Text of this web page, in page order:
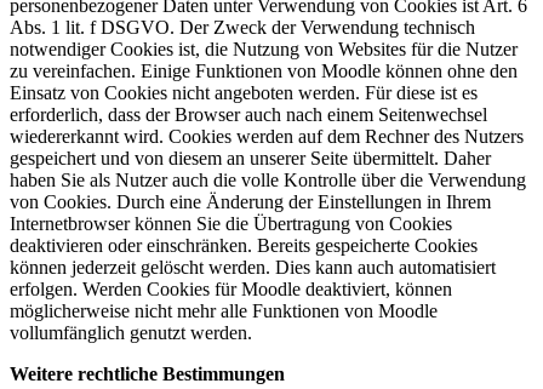
personenbezogener Daten unter Verwendung von Cookies ist Art. 6
Abs. 1 lit. f DSGVO. Der Zweck der Verwendung technisch
notwendiger Cookies ist, die Nutzung von Websites für die Nutzer
zu vereinfachen. Einige Funktionen von Moodle können ohne den
Einsatz von Cookies nicht angeboten werden. Für diese ist es
erforderlich, dass der Browser auch nach einem Seitenwechsel
wiedererkannt wird. Cookies werden auf dem Rechner des Nutzers
gespeichert und von diesem an unserer Seite übermittelt. Daher
haben Sie als Nutzer auch die volle Kontrolle über die Verwendung
von Cookies. Durch eine Änderung der Einstellungen in Ihrem
Internetbrowser können Sie die Übertragung von Cookies
deaktivieren oder einschränken. Bereits gespeicherte Cookies
können jederzeit gelöscht werden. Dies kann auch automatisiert
erfolgen. Werden Cookies für Moodle deaktiviert, können
möglicherweise nicht mehr alle Funktionen von Moodle
vollumfänglich genutzt werden.
Weitere rechtliche Bestimmungen